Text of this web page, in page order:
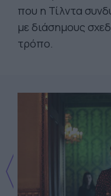
που η Τίλντα
με διάσημους
τρόπο.